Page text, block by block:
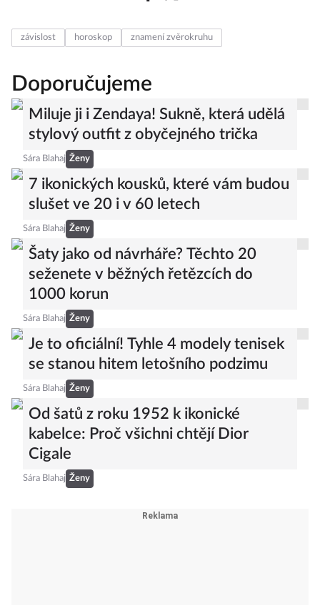
závislost horoskop znamení zvěrokruhu
Doporučujeme
Miluje ji i Zendaya! Sukně, která udělá
stylový outfit z obyčejného trička
Sára Blahaj Ženy
7 ikonických kousků, které vám budou
slušet ve 20 i v 60 letech
Sára Blahaj Ženy
Šaty jako od návrháře? Těchto 20
seženete v běžných řetězcích do
1000 korun
Sára Blahaj Ženy
Je to oficiální! Tyhle 4 modely tenisek
se stanou hitem letošního podzimu
Sára Blahaj Ženy
Od šatů z roku 1952 k ikonické
kabelce: Proč všichni chtějí Dior
Cigale
Sára Blahaj Ženy